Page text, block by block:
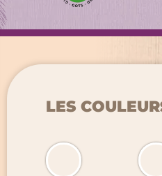
RETOUR
SIGNALÉTIQUE
OBJETS
RETOUR
TRANSFERTS
NOUVEAUTÉ : LE DTF
LES